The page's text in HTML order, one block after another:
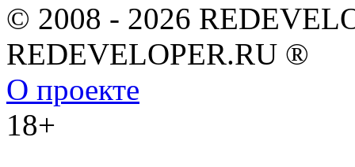
© 2008 - 2026
REDEVELOPER.RU ®
О проекте
18+